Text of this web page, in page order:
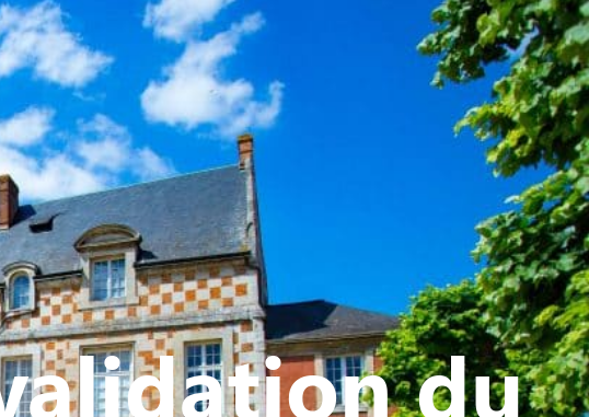
VIE ASSOCIATIVE - SPORTIVE
du